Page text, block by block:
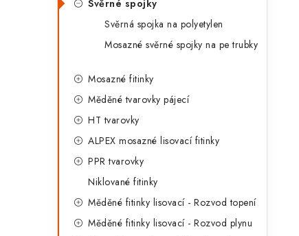
Svěrné spojky
Svěrná spojka na polyetylen
Mosazné svěrné spojky na pe trubky
Mosazné fitinky
Měděné tvarovky pájecí
HT tvarovky
ALPEX mosazné lisovací fitinky
PPR tvarovky
Niklované fitinky
Měděné fitinky lisovací - Rozvod topení
Měděné fitinky lisovací - Rozvod plynu